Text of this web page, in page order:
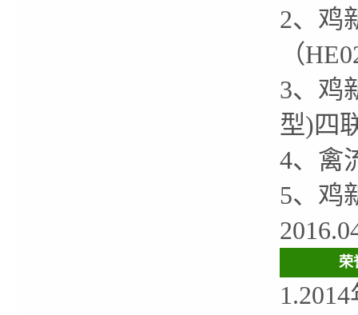
2、鸡
（
3、鸡
型)四
4、禽
5、鸡
荣